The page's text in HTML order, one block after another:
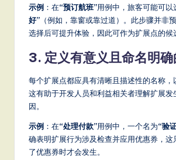
o
ti
示例 ：在“预订航班”用例中，旅客可能可以
好” （例如，靠窗或靠过道）。此步骤并非
选择后可提升体验，因此可作为扩展点的候
3. 定义有意义且命名明
每个扩展点都应具有清晰且描述性的名称，
这有助于开发人员和利益相关者理解扩展发
因。
示例 ：在“处理付款”用例中，一个名为“验
确表明扩展行为涉及检查并应用优惠券，这
了优惠券时才会发生。